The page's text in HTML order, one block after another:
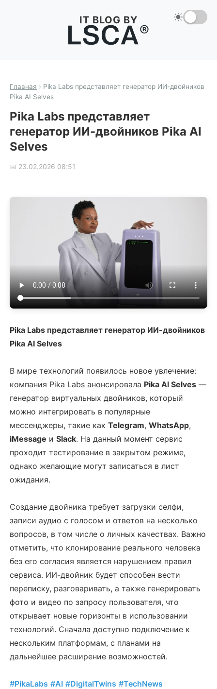
IT BLOG BY
Главная › Pika Labs представляет генератор ИИ-двойников
Pika AI Selves
Pika Labs представляет
генератор ИИ-двойников Pika AI
Selves
📅 23.02.2026 08:51
Pika Labs представляет генератор ИИ-двойников
Pika AI Selves
В мире технологий появилось новое увлечение:
компания Pika Labs анонсировала Pika AI Selves —
генератор виртуальных двойников, который
можно интегрировать в популярные
мессенджеры, такие как Telegram, WhatsApp,
iMessage и Slack. На данный момент сервис
проходит тестирование в закрытом режиме,
однако желающие могут записаться в лист
ожидания.
Создание двойника требует загрузки селфи,
записи аудио с голосом и ответов на несколько
вопросов, в том числе о личных качествах. Важно
отметить, что клонирование реального человека
без его согласия является нарушением правил
сервиса. ИИ-двойник будет способен вести
переписку, разговаривать, а также генерировать
фото и видео по запросу пользователя, что
открывает новые горизонты в использовании
технологий. Сначала доступно подключение к
нескольким платформам, с планами на
дальнейшее расширение возможностей.
#PikaLabs #AI #DigitalTwins #TechNews